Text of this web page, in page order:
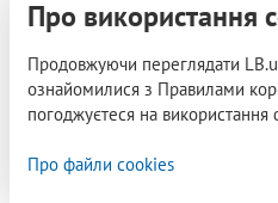
Про використання
Продовжуючи переглядати
ознайомилися з Правилами
погоджуєтеся на використання
Про файли cookies